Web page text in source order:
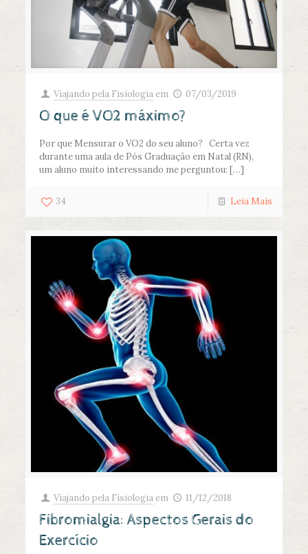
Viajando pela Fisiologia em 07/03/2019
O que é VO2 máximo?
Por que Mensurar o VO2 do seu aluno? Certa vez
durante uma aula de Pós Graduação em Natal (RN),
um aluno muito interessando me perguntou: […]
34 Leia Mais
Viajando pela Fisiologia em 11/12/2018
Fibromialgia: Aspectos Gerais do
Exercício